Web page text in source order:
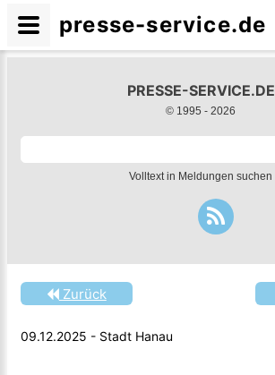
PRESSE-SERVICE.DE
© 1995 - 2026
Volltext in Meldungen suchen
Zurück
09.12.2025 - Stadt Hanau
presse-service.de